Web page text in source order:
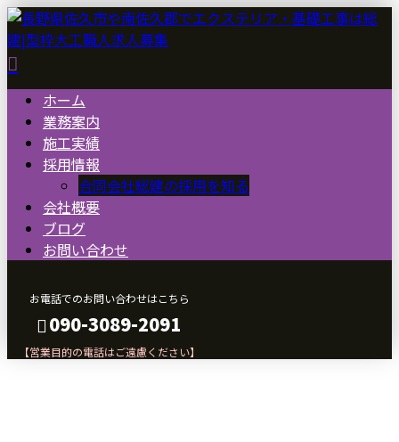
ホーム
業務案内
施工実績
採用情報
合同会社総建の採用を知る
会社概要
ブログ
お問い合わせ
お電話でのお問い合わせはこちら
090-3089-2091
【営業目的の電話はご遠慮ください】